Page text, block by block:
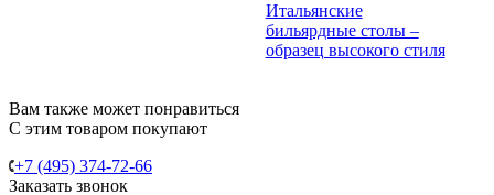
Итальянские
бильярдные столы –
образец высокого стиля
Вам также может понравиться
С этим товаром покупают
+7 (495) 374-72-66
Заказать звонок